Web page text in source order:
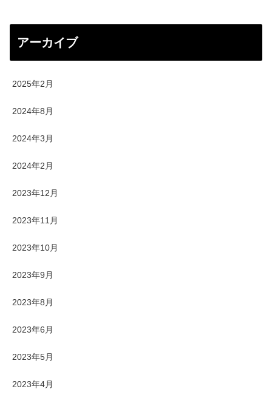
アーカイブ
2025年2月
2024年8月
2024年3月
2024年2月
2023年12月
2023年11月
2023年10月
2023年9月
2023年8月
2023年6月
2023年5月
2023年4月